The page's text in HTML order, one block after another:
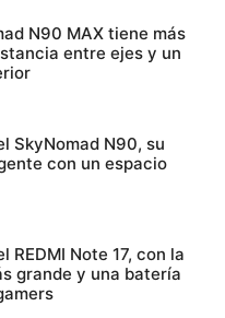
N90 MAX tiene más
entre ejes y un
SkyNomad N90, su
con un espacio
REDMI Note 17, con la
grande y una batería